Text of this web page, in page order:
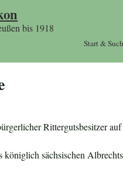
bis 1918
Start &
Rittergutsbesitzer
königlich sächsischen